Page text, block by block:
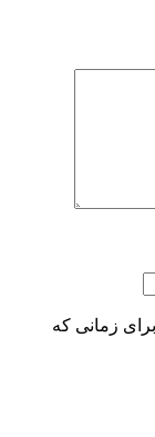
زمانی که